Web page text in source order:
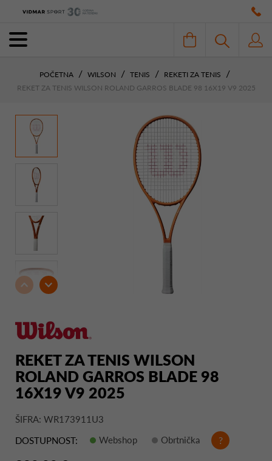
POČETNA WILSON TENIS
REKETI ZA TENIS
REKET ZA TENIS WILSON ROLAND GARROS BLADE 98 16X19 V9 2025
REKET ZA TENIS WILSON
ROLAND GARROS BLADE 98
16X19 V9 2025
ŠIFRA: WR173911U3
DOSTUPNOST:
Webshop Obrtnička ?